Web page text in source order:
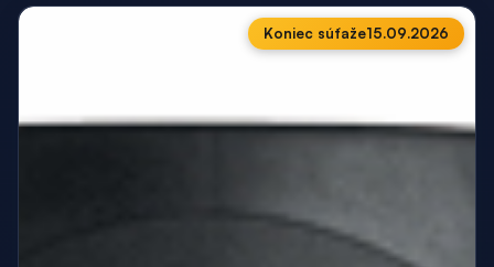
Koniec súťaže15.09.2026